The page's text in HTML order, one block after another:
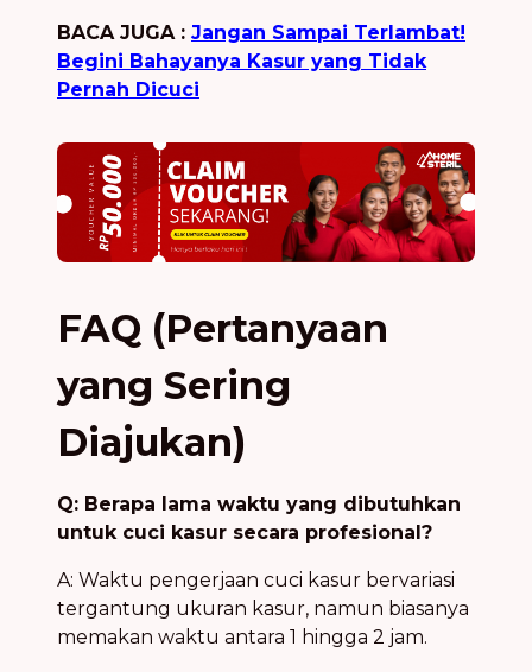
BACA JUGA : Jangan Sampai Terlambat!
Begini Bahayanya Kasur yang Tidak
Pernah Dicuci
FAQ (Pertanyaan
yang Sering
Diajukan)
Q: Berapa lama waktu yang dibutuhkan
untuk cuci kasur secara profesional?
A: Waktu pengerjaan cuci kasur bervariasi
tergantung ukuran kasur, namun biasanya
memakan waktu antara 1 hingga 2 jam.